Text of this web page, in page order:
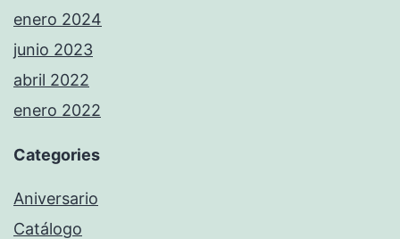
enero 2024
junio 2023
abril 2022
enero 2022
Categories
Aniversario
Catálogo